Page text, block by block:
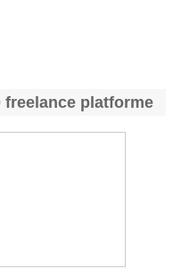
freelance platforme